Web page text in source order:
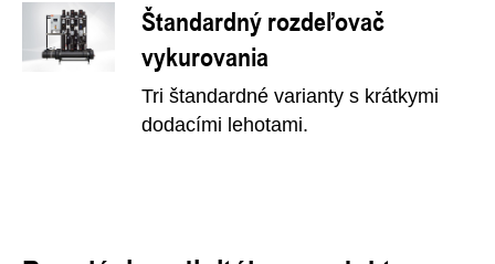
Štandardný rozdeľovač
vykurovania
Tri štandardné varianty s krátkymi
dodacími lehotami.